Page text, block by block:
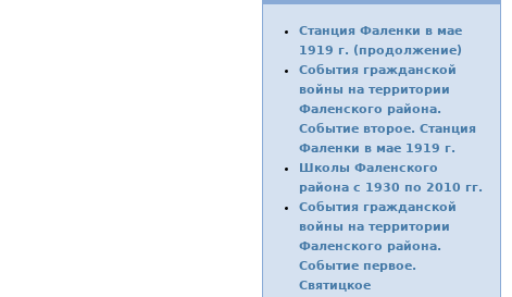
Станция Фаленки в мае
1919 г. (продолжение)
События гражданской
войны на территории
Фаленского района.
Событие второе. Станция
Фаленки в мае 1919 г.
Школы Фаленского
района с 1930 по 2010 гг.
События гражданской
войны на территории
Фаленского района.
Событие первое.
Святицкое